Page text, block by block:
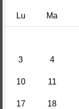
Lu Ma
3 4
10 11
17 18